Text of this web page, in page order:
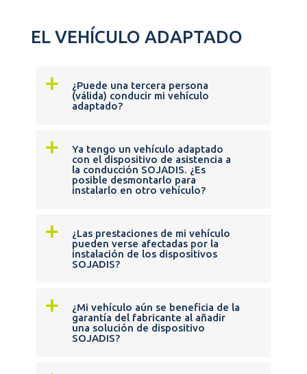
EL VEHÍCULO ADAPTADO
a
¿Puede una tercera persona
(válida) conducir mi vehículo
adaptado?
a
Ya tengo un vehículo adaptado
con el dispositivo de asistencia a
la conducción SOJADIS. ¿Es
posible desmontarlo para
instalarlo en otro vehículo?
a
¿Las prestaciones de mi vehículo
pueden verse afectadas por la
instalación de los dispositivos
SOJADIS?
a
¿Mi vehículo aún se beneficia de la
garantía del fabricante al añadir
una solución de dispositivo
SOJADIS?